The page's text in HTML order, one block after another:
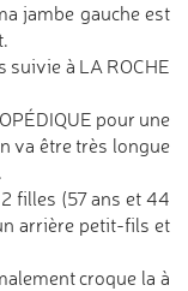
jambe gauche est
suivie à LA ROCHE
pour une
va être très longue
filles (57 ans et 44
arrière petit-fils et
croque la à